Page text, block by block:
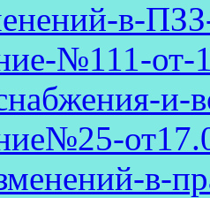
в-
№111-от-
и-
в-